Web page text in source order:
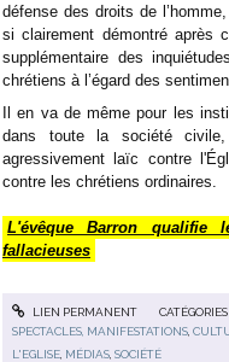
défense des droits de
si clairement démontré après
supplémentaire des
chrétiens à l’égard des
Il en va de même pour les
dans toute la société
agressivement laïc contre
contre les chrétiens ordinaires.
L'évêque Barron qualifie
fallacieuses
LIEN PERMANENT CATÉGORIES
SPECTACLES, MANIFESTATIONS,
L'EGLISE MÉDIAS ,SOCIÉTÉ